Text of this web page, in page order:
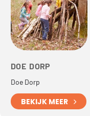
DOE DORP
Doe Dorp
BEKIJK MEER